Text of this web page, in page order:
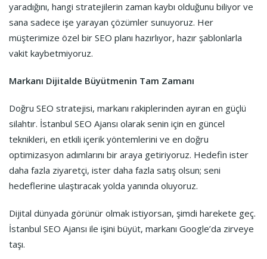
yaradığını, hangi stratejilerin zaman kaybı olduğunu biliyor ve
sana sadece işe yarayan çözümler sunuyoruz. Her
müşterimize özel bir SEO planı hazırlıyor, hazır şablonlarla
vakit kaybetmiyoruz.
Markanı Dijitalde Büyütmenin Tam Zamanı
Doğru SEO stratejisi, markanı rakiplerinden ayıran en güçlü
silahtır. İstanbul SEO Ajansı olarak senin için en güncel
teknikleri, en etkili içerik yöntemlerini ve en doğru
optimizasyon adımlarını bir araya getiriyoruz. Hedefin ister
daha fazla ziyaretçi, ister daha fazla satış olsun; seni
hedeflerine ulaştıracak yolda yanında oluyoruz.
Dijital dünyada görünür olmak istiyorsan, şimdi harekete geç.
İstanbul SEO Ajansı ile işini büyüt, markanı Google’da zirveye
taşı.